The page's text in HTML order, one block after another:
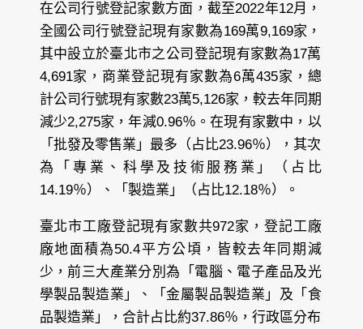
在公司行號登記家數方面，截至2022年12月，
全國公司行號登記現有家數為169萬9,169家，
其中設立於臺北市之公司登記現有家數為17萬
4,691家，商業登記現有家數為6萬435家，總
計公司行號現有家數23萬5,126家，較去年同期
減少2,275家，年減0.96％。在現有家數中，以
「批發及零售業」最多（占比23.96％），其次
為「專業、科學及技術服務業」（占比
14.19％）、「製造業」（占比12.18％）。
臺北市工廠登記現有家數共972家，登記工廠
廠地面積為50.4平方公頃，皆較去年同期減
少，前三大產業分別為「電腦、電子產品及光
學製品製造業」、「金屬製品製造業」及「食
品製造業」，合計占比約37.86％，行政區分布